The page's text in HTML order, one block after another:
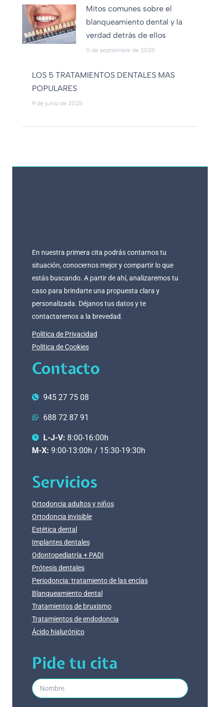
Mitos comunes sobre el
blanqueamiento dental y la
verdad detrás de ellos
11 de septiembre de 2025
LOS 5 TRATAMIENTOS DENTALES MAS
POPULARES
9 de junio de 2025
En nuestra primera cita podrás contarnos tu
situación, conocernos mejor y compartir lo que
estás buscando. A partir de ahí, analizaremos tu
caso para brindarte una propuesta clara y
personalizada. Déjanos tus datos y te
contactaremos a la brevedad.
Política de Privacidad
Política de Cookies
Contacto
945 27 75 08
688 72 87 91
L-J-V: 8:00-16:00h
M-X: 9:00-13:00h / 15:30-19:30h
Servicios
Ortodoncia adultos y niños
Ortodoncia invisible
Estética dental
Implantes dentales
Odontopediatría + PADI
Prótesis dentales
Periodoncia: tratamiento de las encías
Blanqueamiento dental
Tratamientos de bruxismo
Tratamientos de endodoncia
Ácido hialurónico
Pide tu cita